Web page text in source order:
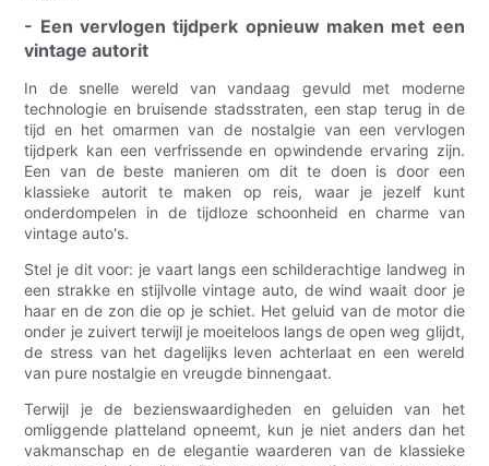
- Een vervlogen tijdperk opnieuw maken met een
vintage autorit
In de snelle wereld van vandaag gevuld met moderne
technologie en bruisende stadsstraten, een stap terug in de
tijd en het omarmen van de nostalgie van een vervlogen
tijdperk kan een verfrissende en opwindende ervaring zijn.
Een van de beste manieren om dit te doen is door een
klassieke autorit te maken op reis, waar je jezelf kunt
onderdompelen in de tijdloze schoonheid en charme van
vintage auto's.
Stel je dit voor: je vaart langs een schilderachtige landweg in
een strakke en stijlvolle vintage auto, de wind waait door je
haar en de zon die op je schiet. Het geluid van de motor die
onder je zuivert terwijl je moeiteloos langs de open weg glijdt,
de stress van het dagelijks leven achterlaat en een wereld
van pure nostalgie en vreugde binnengaat.
Terwijl je de bezienswaardigheden en geluiden van het
omliggende platteland opneemt, kun je niet anders dan het
vakmanschap en de elegantie waarderen van de klassieke